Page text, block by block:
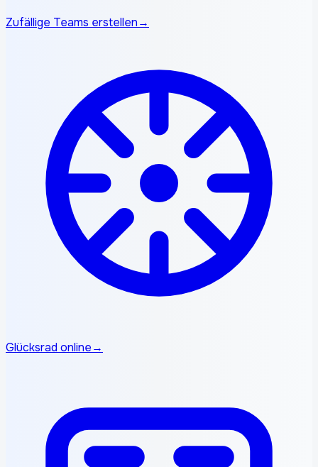
Zufällige Teams erstellen→
Glücksrad online→